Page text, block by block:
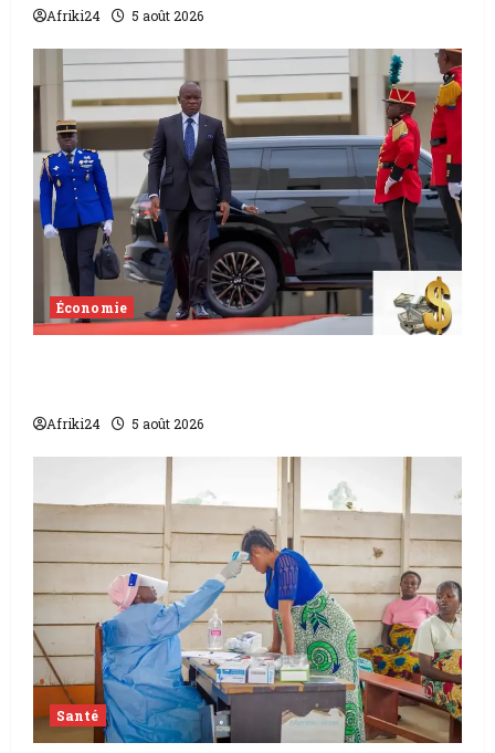
Afriki24 5 août 2026
Économie
Afriki24 5 août 2026
Santé